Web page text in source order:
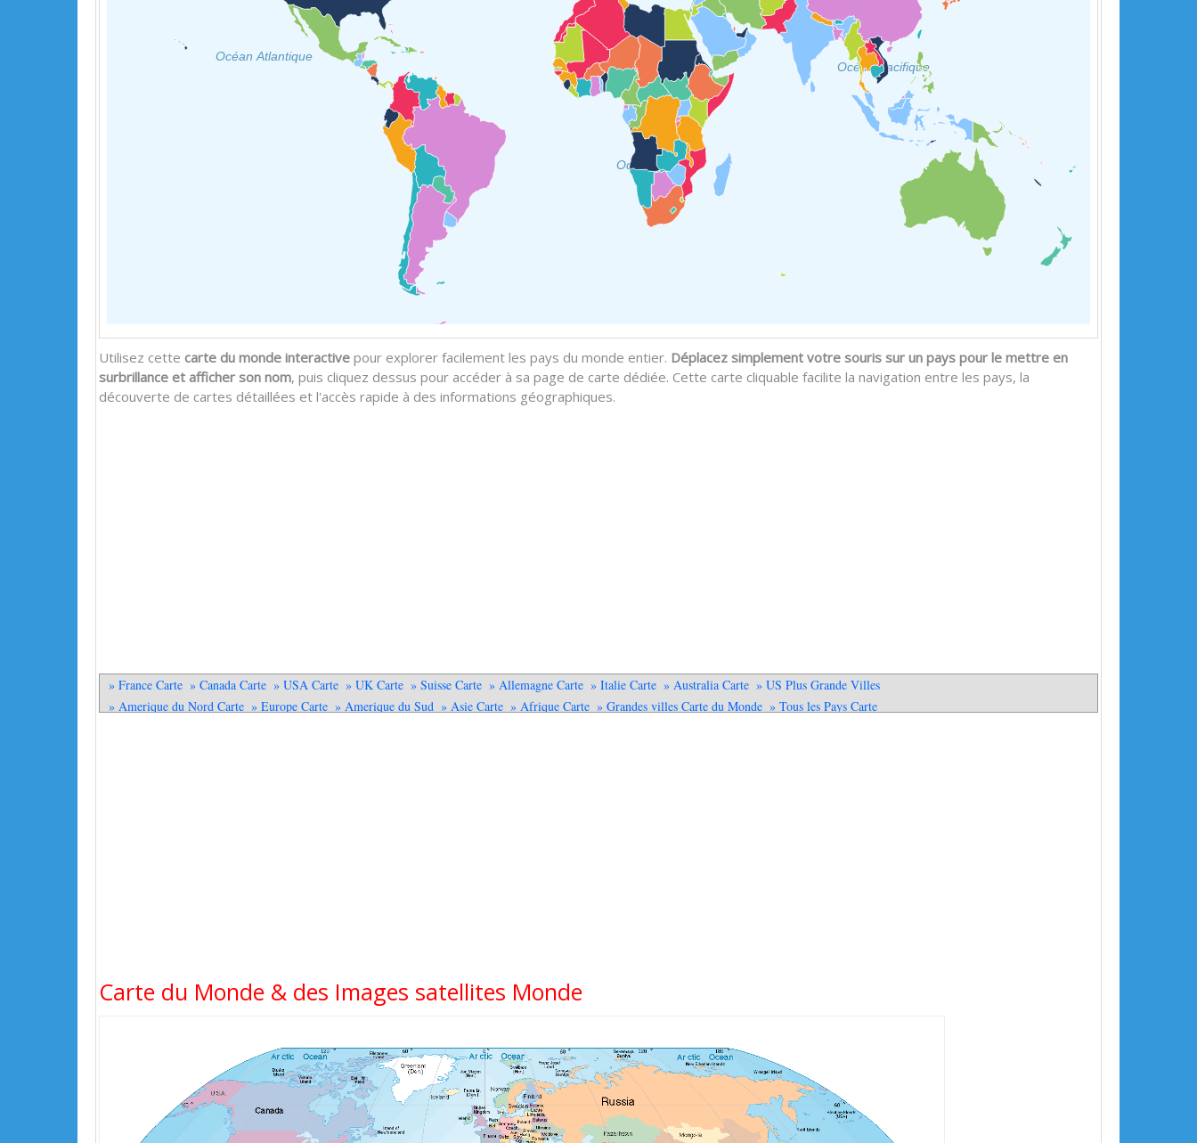
Océan Atlantique
Océan Pacifique
Océan Indien
Utilisez cette carte du monde interactive pour explorer facilement les pays du monde entier. Déplacez simplement votre souris sur un pays pour le mettre en
surbrillance et afficher son nom, puis cliquez dessus pour accéder à sa page de carte dédiée. Cette carte cliquable facilite la navigation entre les pays, la
découverte de cartes détaillées et l'accès rapide à des informations géographiques.
» France Carte » Canada Carte » USA Carte » UK Carte » Suisse Carte » Allemagne Carte » Italie Carte » Australia Carte » US Plus Grande Villes
» Amerique du Nord Carte » Europe Carte » Amerique du Sud » Asie Carte » Afrique Carte » Grandes villes Carte du Monde » Tous les Pays Carte
Carte du Monde & des Images satellites Monde